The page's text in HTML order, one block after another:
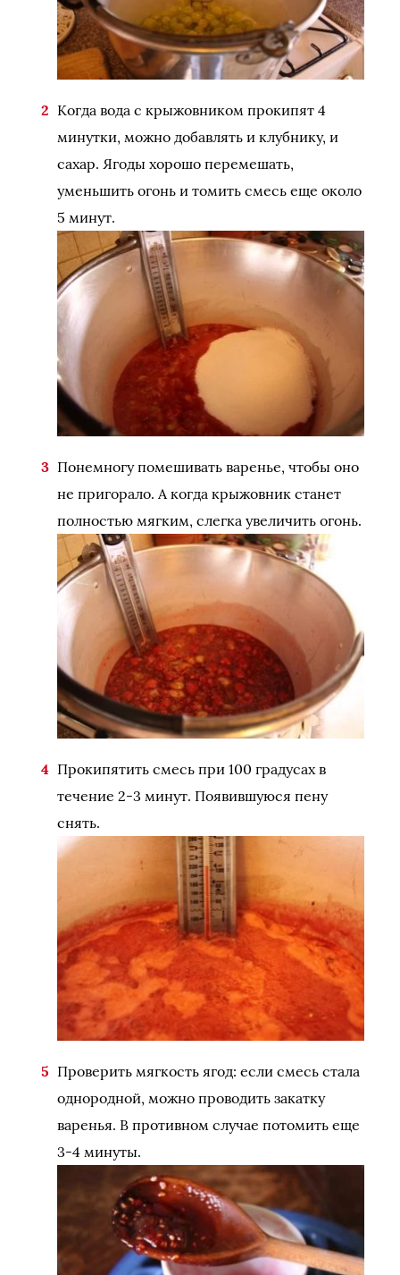
Когда вода с крыжовником прокипят 4
минутки, можно добавлять и клубнику, и
сахар. Ягоды хорошо перемешать,
уменьшить огонь и томить смесь еще около
5 минут.
Понемногу помешивать варенье, чтобы оно
не пригорало. А когда крыжовник станет
полностью мягким, слегка увеличить огонь.
Прокипятить смесь при 100 градусах в
течение 2-3 минут. Появившуюся пену
снять.
Проверить мягкость ягод: если смесь стала
однородной, можно проводить закатку
варенья. В противном случае потомить еще
3-4 минуты.